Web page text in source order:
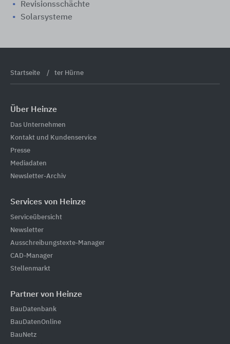
Revisionsschächte
Solarsysteme
Startseite ter Hürne
Über Heinze
Das Unternehmen
Kontakt und Kundenservice
Presse
Mediadaten
Newsletter-Archiv
Services von Heinze
Serviceübersicht
Newsletter
Ausschreibungstexte-Manager
CAD-Manager
Stellenmarkt
Partner von Heinze
BauDatenbank
BauDatenOnline
BauNetz